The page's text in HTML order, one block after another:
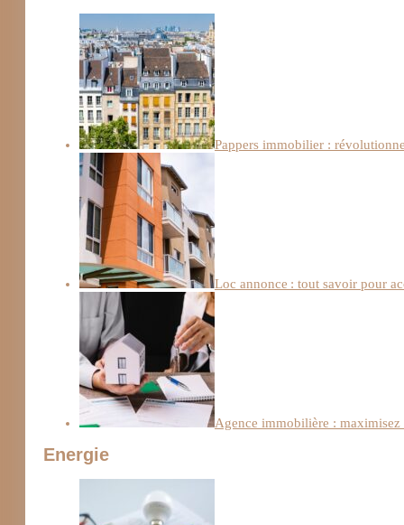
Pappers immobilier :
Loc annonce : tout savoir pour
Agence immobilière :
Energie